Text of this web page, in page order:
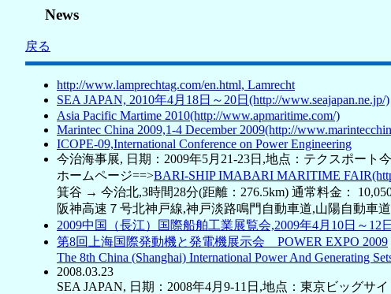
News
戻る
http://www.lamprechtag.com/en.html, Lamrecht
SEA JAPAN, 2010年4月18日～20日(http://www.seajapan.ne.jp/)
Asia Pacific Martime 2010(http://www.apmaritime.com/)
Marintec China 2009,1-4 December 2009(http://
ICOPE-09,International Conference on Power Engineering
今治海事展, 日期：2009年5月21-23日,地点：テクスポート
ホームページ==>BARI-SHIP IMABARI MARITIME
箕谷 → 今治北,3時間28分(距離：276.5km) 通常料金：
阪神高速７号北神戸線,神戸淡路鳴門自動車道,山陽自動車
2009中国（長江）国際船舶工業展覧会,2009年4月10日～12日
第8回上海国際発動機と発電機展示会 POWER EXPO 2009
The 8th China (Shanghai) International Power And Generating
2008.03.23
SEA JAPAN, 日期：2008年4月9-11日,地点：東京ビッグサ